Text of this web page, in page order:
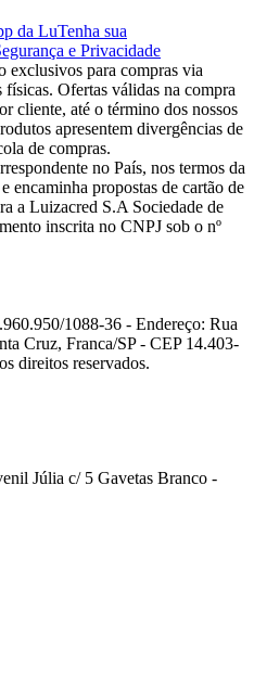
da LuTenha sua
e Privacidade
exclusivos para compras via
Ofertas válidas na compra
cliente, até o término dos nossos
apresentem divergências de
de compras.
no País, nos termos da
encaminha propostas de cartão de
a Luizacred S.A Sociedade de
inscrita no CNPJ sob o nº
1088-36 - Endereço: Rua
Cruz, Franca/SP - CEP 14.403-
direitos reservados.
Júlia c/ 5 Gavetas Branco -